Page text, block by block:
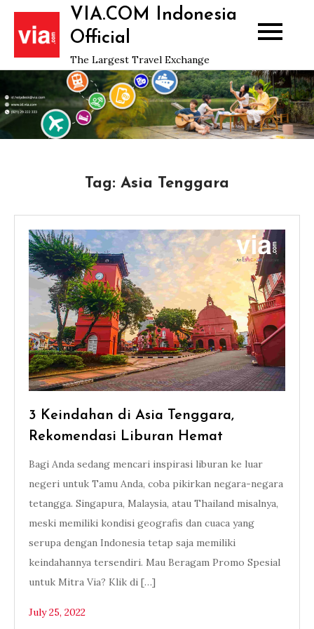
Skip
content
VIA.COM Indonesia
Official
The Largest Travel Exchange
Tag: Asia Tenggara
3 Keindahan di Asia Tenggara,
Rekomendasi Liburan Hemat
Bagi Anda sedang mencari inspirasi liburan ke luar
negeri untuk Tamu Anda, coba pikirkan negara-negara
tetangga. Singapura, Malaysia, atau Thailand misalnya,
meski memiliki kondisi geografis dan cuaca yang
serupa dengan Indonesia tetap saja memiliki
keindahannya tersendiri. Mau Beragam Promo Spesial
untuk Mitra Via? Klik di […]
July 25, 2022